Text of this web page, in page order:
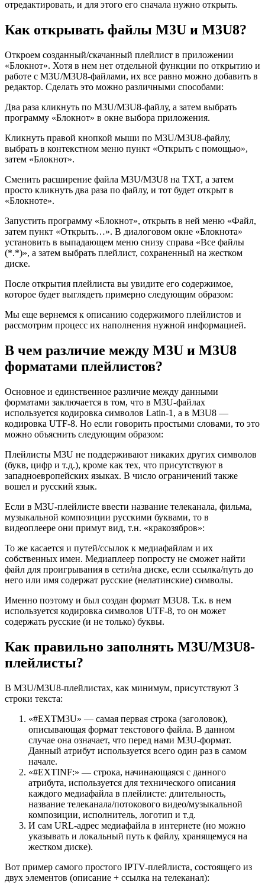
отредактировать, и для этого его сначала нужно открыть.
Как открывать файлы M3U и M3U8?
Откроем созданный/скачанный плейлист в приложении
«Блокнот». Хотя в нем нет отдельной функции по открытию и
работе с M3U/M3U8-файлами, их все равно можно добавить в
редактор. Сделать это можно различными способами:
Два раза кликнуть по M3U/M3U8-файлу, а затем выбрать
программу «Блокнот» в окне выбора приложения.
Кликнуть правой кнопкой мыши по M3U/M3U8-файлу,
выбрать в контекстном меню пункт «Открыть с помощью»,
затем «Блокнот».
Сменить расширение файла M3U/M3U8 на TXT, а затем
просто кликнуть два раза по файлу, и тот будет открыт в
«Блокноте».
Запустить программу «Блокнот», открыть в ней меню «Файл,
затем пункт «Открыть…». В диалоговом окне «Блокнота»
установить в выпадающем меню снизу справа «Все файлы
(*.*)», а затем выбрать плейлист, сохраненный на жестком
диске.
После открытия плейлиста вы увидите его содержимое,
которое будет выглядеть примерно следующим образом:
Мы еще вернемся к описанию содержимого плейлистов и
рассмотрим процесс их наполнения нужной информацией.
В чем различие между M3U и M3U8
форматами плейлистов?
Основное и единственное различие между данными
форматами заключается в том, что в M3U-файлах
используется кодировка символов Latin-1, а в M3U8 —
кодировка UTF-8. Но если говорить простыми словами, то это
можно объяснить следующим образом:
Плейлисты M3U не поддерживают никаких других символов
(букв, цифр и т.д.), кроме как тех, что присутствуют в
западноевропейских языках. В число ограничений также
вошел и русский язык.
Если в M3U-плейлисте ввести название телеканала, фильма,
музыкальной композиции русскими буквами, то в
видеоплеере они примут вид, т.н. «кракозябров»:
То же касается и путей/ссылок к медиафайлам и их
собственных имен. Медиаплеер попросту не сможет найти
файл для проигрывания в сети/на диске, если ссылка/путь до
него или имя содержат русские (нелатинские) символы.
Именно поэтому и был создан формат M3U8. Т.к. в нем
используется кодировка символов UTF-8, то он может
содержать русские (и не только) буквы.
Как правильно заполнять M3U/M3U8-
плейлисты?
В M3U/M3U8-плейлистах, как минимум, присутствуют 3
строки текста:
«#EXTM3U» — самая первая строка (заголовок),
описывающая формат текстового файла. В данном
случае она означает, что перед нами M3U-формат.
Данный атрибут используется всего один раз в самом
начале.
«#EXTINF:» — строка, начинающаяся с данного
атрибута, используется для технического описания
каждого медиафайла в плейлисте: длительность,
название телеканала/потокового видео/музыкальной
композиции, исполнитель, логотип и т.д.
И сам URL-адрес медиафайла в интернете (но можно
указывать и локальный путь к файлу, хранящемуся на
жестком диске).
Вот пример самого простого IPTV-плейлиста, состоящего из
двух элементов (описание + ссылка на телеканал):